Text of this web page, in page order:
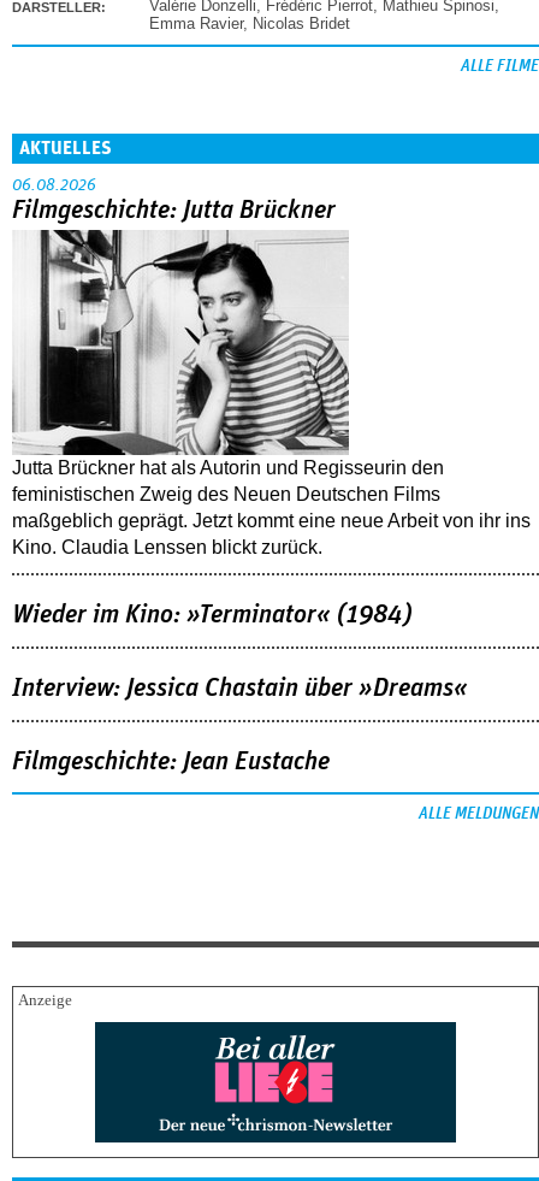
DARSTELLER: Valérie Donzelli, Frédéric Pierrot, Mathieu Spinosi,
Emma Ravier, Nicolas Bridet
ALLE FILME
AKTUELLES
06.08.2026
Filmgeschichte: Jutta Brückner
Jutta Brückner hat als Autorin und Regisseurin den
feministischen Zweig des Neuen Deutschen Films
maßgeblich geprägt. Jetzt kommt eine neue Arbeit von ihr ins
Kino. Claudia Lenssen blickt zurück.
Wieder im Kino: »Terminator« (1984)
Interview: Jessica Chastain über »Dreams«
Filmgeschichte: Jean Eustache
ALLE MELDUNGEN